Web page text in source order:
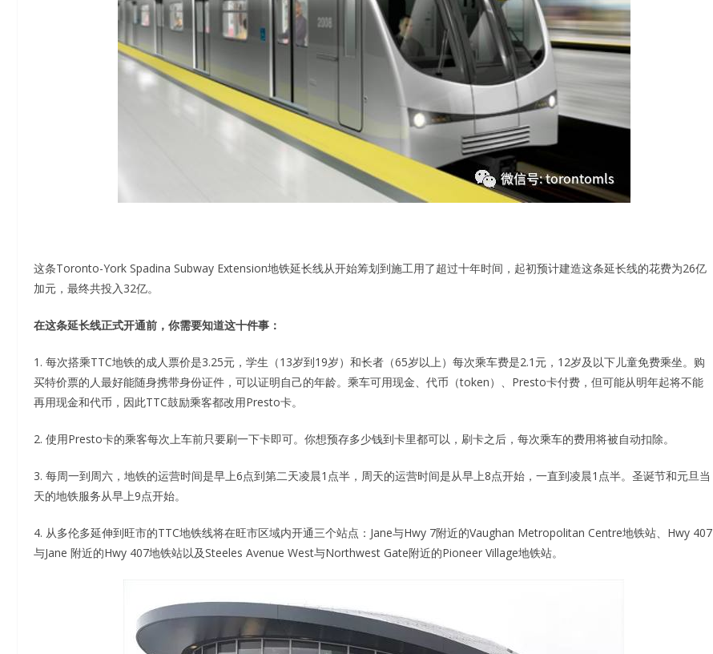
这条Toronto-York Spadina Subway Extension地铁延长线从开始筹划到施工用了超过十年时间，起初预计建造这条延长线的花费为26亿
加元，最终共投入32亿。
在这条延长线正式开通前，你需要知道这十件事：
1. 每次搭乘TTC地铁的成人票价是3.25元，学生（13岁到19岁）和长者（65岁以上）每次乘车费是2.1元，12岁及以下儿童免费乘坐。购
买特价票的人最好能随身携带身份证件，可以证明自己的年龄。乘车可用现金、代币（token）、Presto卡付费，但可能从明年起将不能
再用现金和代币，因此TTC鼓励乘客都改用Presto卡。
2. 使用Presto卡的乘客每次上车前只要刷一下卡即可。你想预存多少钱到卡里都可以，刷卡之后，每次乘车的费用将被自动扣除。
3. 每周一到周六，地铁的运营时间是早上6点到第二天凌晨1点半，周天的运营时间是从早上8点开始，一直到凌晨1点半。圣诞节和元旦当
天的地铁服务从早上9点开始。
4. 从多伦多延伸到旺市的TTC地铁线将在旺市区域内开通三个站点：Jane与Hwy 7附近的Vaughan Metropolitan Centre地铁站、Hwy 407
与Jane 附近的Hwy 407地铁站以及Steeles Avenue West与Northwest Gate附近的Pioneer Village地铁站。